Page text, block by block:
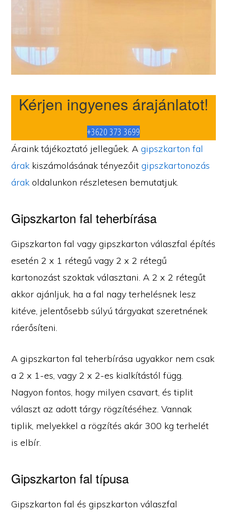
Kérjen ingyenes árajánlatot!
+3620 373 3699
Áraink tájékoztató jellegűek. Agipszkarton fal
árak kiszámolásának tényezőitgipszkartonozás
árak oldalunkon részletesen bemutatjuk.
Gipszkarton fal teherbírása
Gipszkarton fal vagy gipszkarton válaszfal építés
esetén 2 x 1 rétegű vagy 2 x 2 rétegű
kartonozást szoktak választani. A 2 x 2 rétegűt
akkor ajánljuk, ha a fal nagy terhelésnek lesz
kitéve, jelentősebb súlyú tárgyakat szeretnének
ráerősíteni.
A gipszkarton fal teherbírása ugyakkor nem csak
a 2 x 1-es, vagy 2 x 2-es kialkítástól függ.
Nagyon fontos, hogy milyen csavart, és tiplit
választ az adott tárgy rögzítéséhez. Vannak
tiplik, melyekkel a rögzítés akár 300 kg terhelét
is elbír.
Gipszkarton fal típusa
Gipszkarton fal és gipszkarton válaszfal